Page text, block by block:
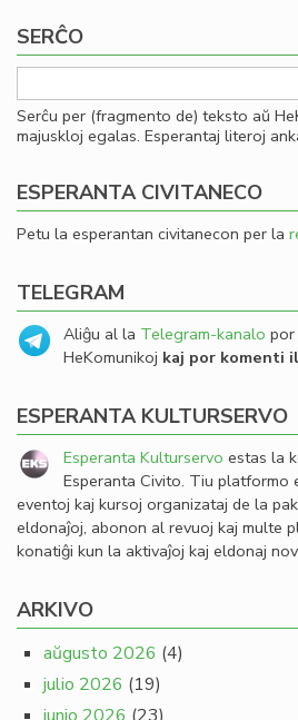
SERĈO
Serĉu per (fragmento de) teksto aŭ
majuskloj egalas. Esperantaj literoj
ESPERANTA CIVITANECO
Petu la esperantan civitanecon per la
TELEGRAM
Aliĝu al la Telegram-kanalo por
HeKomunikoj kaj por komenti
ESPERANTA KULTURSERVO
Esperanta Kulturservo estas la
Esperanta Civito. Tiu platformo
eventoj kaj kursoj organizataj de la
eldonaĵoj, abonon al revuoj kaj multe
konatiĝi kun la aktivaĵoj kaj eldonaj
ARKIVO
aŭgusto 2026 (4)
julio 2026 (19)